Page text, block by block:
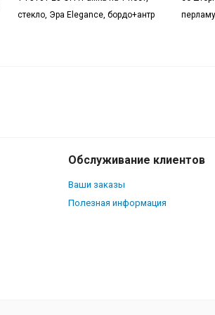
стекло, Эра Elegance, бордо+антр
Обслуживание клиентов
Ваши заказы
Полезная информация